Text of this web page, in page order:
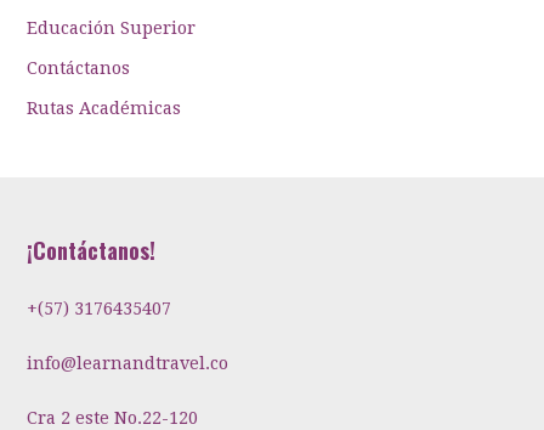
Educación Superior
Contáctanos
Rutas Académicas
¡Contáctanos!
+(57) 3176435407
info@learnandtravel.co
Cra 2 este No.22-120